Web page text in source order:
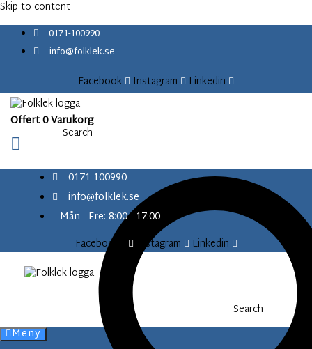
content
Skip to content
0171-100990
info@folklek.se
Facebook Instagram Linkedin
Offert0Varukorg
Search
0171-100990
info@folklek.se
Mån - Fre: 8:00 - 17:00
Facebook-f
Instagram Linkedin
Search
Meny